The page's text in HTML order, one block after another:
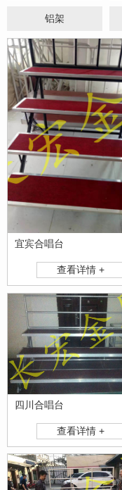
铝架
宜宾合唱台
查看详情 +
四川合唱台
查看详情 +